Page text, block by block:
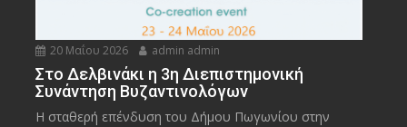
20 Μαΐου 2026 admin admin
Στο Δελβινάκι η 3η Διεπιστημονική
Συνάντηση Βυζαντινολόγων
Η σταθερή επένδυση του Δήμου Πωγωνίου στην